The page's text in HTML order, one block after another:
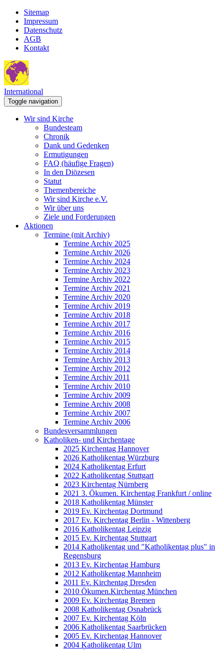
Sitemap
Impressum
Datenschutz
AGB
Kontakt
International
Toggle navigation
Wir sind Kirche
Bundesteam
Chronik
Dank und Gedenken
Ermutigungen
FAQ (häufige Fragen)
In den Diözesen
Statut
Themenbereiche
Wir sind Kirche e.V.
Wir über uns
Ziele und Forderungen
Aktionen
Termine (mit Archiv)
Termine Archiv 2025
Termine Archiv 2026
Termine Archiv 2024
Termine Archiv 2023
Termine Archiv 2022
Termine Archiv 2021
Termine Archiv 2020
Termine Archiv 2019
Termine Archiv 2018
Termine Archiv 2017
Termine Archiv 2016
Termine Archiv 2015
Termine Archiv 2014
Termine Archiv 2013
Termine Archiv 2012
Termine Archiv 2011
Termine Archiv 2010
Termine Archiv 2009
Termine Archiv 2008
Termine Archiv 2007
Termine Archiv 2006
Bundesversammlungen
Katholiken- und Kirchentage
2025 Kirchentag Hannover
2026 Katholikentag Würzburg
2024 Katholikentag Erfurt
2022 Katholikentag Stuttgart
2023 Kirchentag Nürnberg
2021 3. Ökumen. Kirchentag Frankfurt / online
2018 Katholikentag Münster
2019 Ev. Kirchentag Dortmund
2017 Ev. Kirchentag Berlin - Wittenberg
2016 Katholikentag Leipzig
2015 Ev. Kirchentag Stuttgart
2014 Katholikentag und "Katholikentag plus" in
Regensburg
2013 Ev. Kirchentag Hamburg
2012 Katholikentag Mannheim
2011 Ev. Kirchentag Dresden
2010 Ökumen.Kirchentag München
2009 Ev. Kirchentag Bremen
2008 Katholikentag Osnabrück
2007 Ev. Kirchentag Köln
2006 Katholikentag Saarbrücken
2005 Ev. Kirchentag Hannover
2004 Katholikentag Ulm